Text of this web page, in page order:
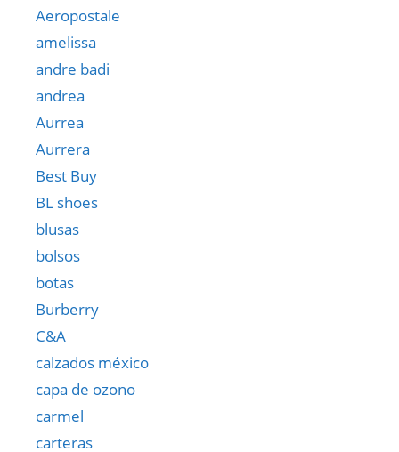
Aeropostale
amelissa
andre badi
andrea
Aurrea
Aurrera
Best Buy
BL shoes
blusas
bolsos
botas
Burberry
C&A
calzados méxico
capa de ozono
carmel
carteras